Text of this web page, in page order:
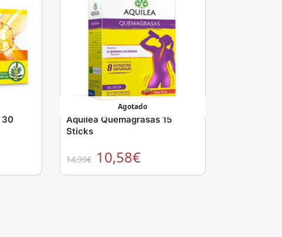
30
Agotado
Aquilea Quemagrasas 15
Sticks
14,99€ 10,58€